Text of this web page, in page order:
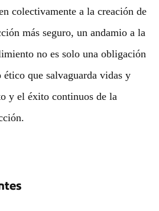
colectivamente a la creación de
más seguro, un andamio a la
no es solo una obligación
que salvaguarda vidas y
y el éxito continuos de la